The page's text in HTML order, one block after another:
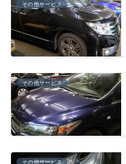
その他サービス
その他サービス
その他サービス